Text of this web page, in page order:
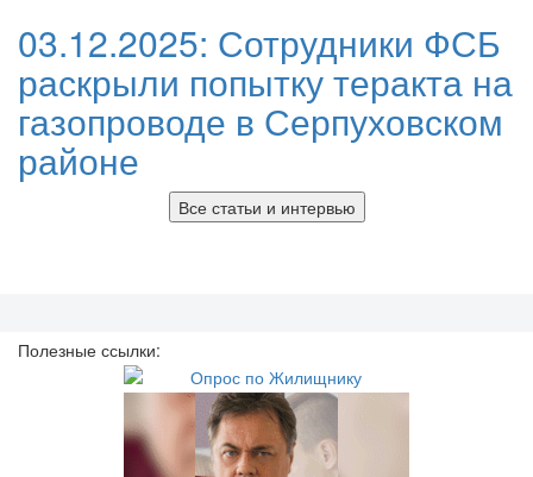
03.12.2025: Сотрудники ФСБ
раскрыли попытку теракта на
газопроводе в Серпуховском
районе
Все статьи и интервью
Полезные ссылки: